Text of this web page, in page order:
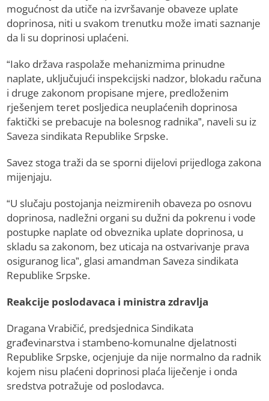
mogućnost da utiče na izvršavanje obaveze uplate
doprinosa, niti u svakom trenutku može imati saznanje
da li su doprinosi uplaćeni.
“Iako država raspolaže mehanizmima prinudne
naplate, uključujući inspekcijski nadzor, blokadu računa
i druge zakonom propisane mjere, predloženim
rješenjem teret posljedica neuplaćenih doprinosa
faktički se prebacuje na bolesnog radnika”, naveli su iz
Saveza sindikata Republike Srpske.
Savez stoga traži da se sporni dijelovi prijedloga zakona
mijenjaju.
“U slučaju postojanja neizmirenih obaveza po osnovu
doprinosa, nadležni organi su dužni da pokrenu i vode
postupke naplate od obveznika uplate doprinosa, u
skladu sa zakonom, bez uticaja na ostvarivanje prava
osiguranog lica”, glasi amandman Saveza sindikata
Republike Srpske.
Reakcije poslodavaca i ministra zdravlja
Dragana Vrabičić, predsjednica Sindikata
građevinarstva i stambeno-komunalne djelatnosti
Republike Srpske, ocjenjuje da nije normalno da radnik
kojem nisu plaćeni doprinosi plaća liječenje i onda
sredstva potražuje od poslodavca.